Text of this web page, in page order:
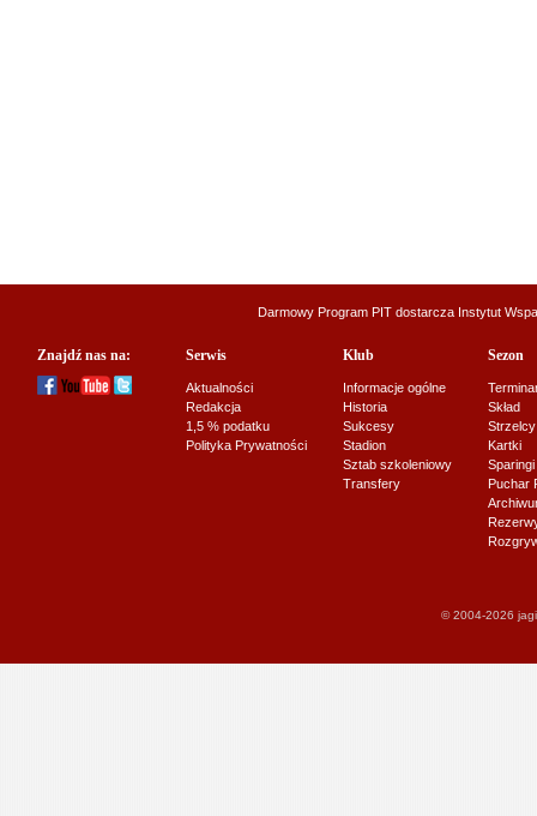
Darmowy Program PIT dostarcza Instytut
Znajdź nas na: Serwis
Aktualności
Redakcja
1,5 % podatku
Polityka Prywatności
Klub
Informacje ogólne
Historia
Sukcesy
Stadion
Sztab szkoleniowy
Transfery
Sezon
Skład
Strzelcy
Kartki
Sparingi
Puchar
© 2004-2026